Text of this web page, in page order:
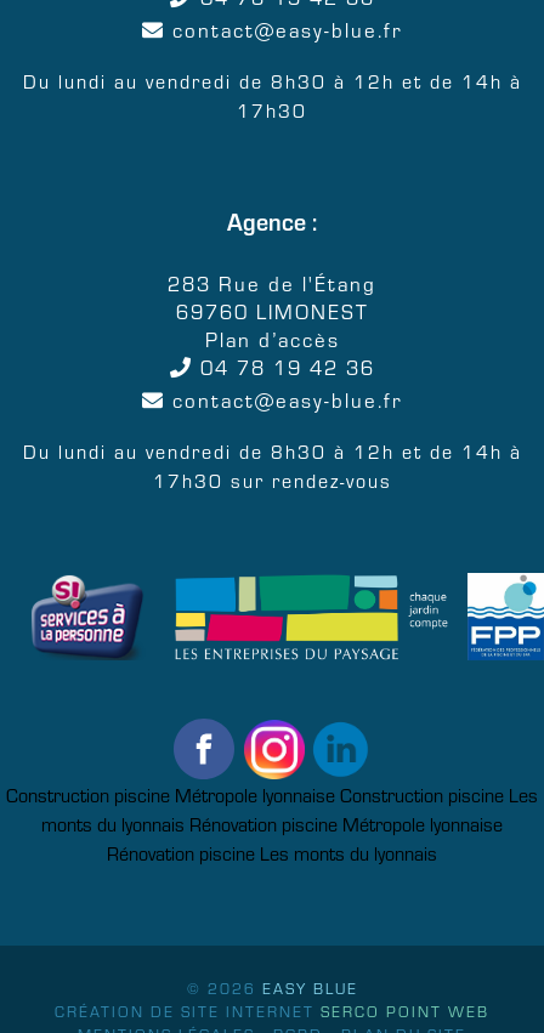
contact
easy-blue.fr
Du lundi au vendredi de 8h30 à 12h et de 14h à
17h30
Agence :
283 Rue de l'Étang
69760 LIMONEST
Plan d’accès
04 78 19 42 36
contact
easy-blue.fr
Du lundi au vendredi de 8h30 à 12h et de 14h à
17h30 sur rendez-vous
Construction piscine Métropole lyonnaiseConstruction piscine Les
monts du lyonnais Rénovation piscine Métropole lyonnaise
Rénovation piscine Les monts du lyonnais
© 2026 EASY BLUE
CRÉATION DE SITE INTERNET SERCO POINT WEB